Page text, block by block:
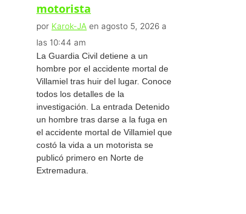
motorista
por Karok-JA en agosto 5, 2026 a
las 10:44 am
La Guardia Civil detiene a un
hombre por el accidente mortal de
Villamiel tras huir del lugar. Conoce
todos los detalles de la
investigación. La entrada Detenido
un hombre tras darse a la fuga en
el accidente mortal de Villamiel que
costó la vida a un motorista se
publicó primero en Norte de
Extremadura.